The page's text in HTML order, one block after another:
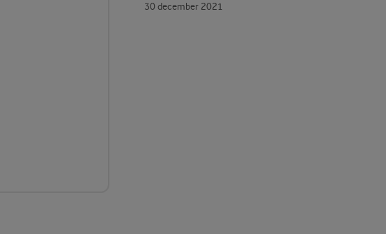
30 december 2021